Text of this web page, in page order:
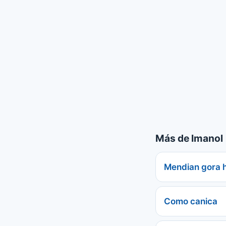
Más de Imanol
Mendian gora
Como canica